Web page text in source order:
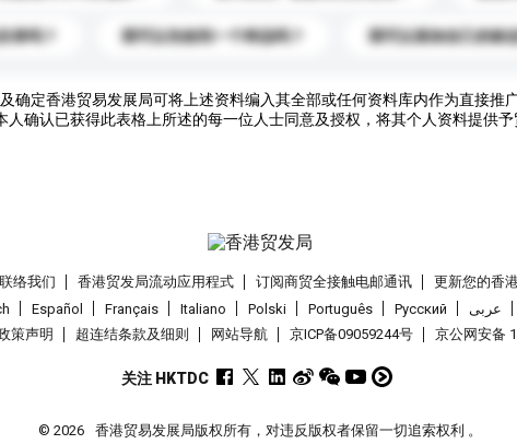
录吗？ 我可以先收到一个样品吗？ 我可以添加自己的标
及确定香港贸易发展局可将上述资料编入其全部或任何资料库内作为直接
人确认已获得此表格上所述的每一位人士同意及授权，将其个人资料提供予
联络我们 香港贸发局流动应用程式 订阅商贸全接触电邮通讯 更新您的香
Español Français Italiano Polski Português Pусский عربى
策声明 超连结条款及细则 网站导航 京ICP备09059244号 京公网安备
关注 HKTDC
© 2026 香港贸易发展局版权所有，对违反版权者保留一切追索权利 。